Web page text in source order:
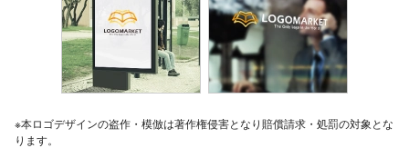
※本ロゴデザインの盗作・模倣は著作権侵害となり賠償請求・処罰の対象とな
ります。